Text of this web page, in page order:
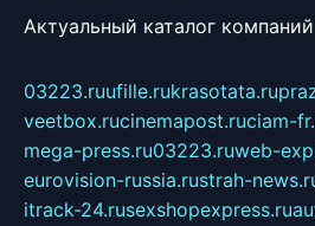
Актуальный каталог
03223.ruufille.rukrasotata.ru
veetbox.rucinemapost.ruciam-
mega-press.ru03223.ruweb-
eurovision-russia.rustrah-
itrack-24.rusexshopexpress.ru